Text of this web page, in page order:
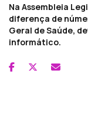
Na Assembleia
diferença de
Geral de Saúde,
informático.